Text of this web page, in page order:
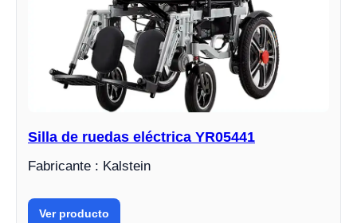
Silla de ruedas eléctrica YR05441
Fabricante : Kalstein
Ver producto